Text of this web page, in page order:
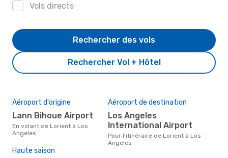
Vols directs
Rechercher Vol + Hôtel
Rechercher des vols
Aéroport d'origine
Lann Bihoue Airport
En volant de Lorient à Los
Angeles
Aéroport de destination
Los Angeles
International Airport
Pour l'itinéraire de Lorient à Los
Angeles
Haute saison